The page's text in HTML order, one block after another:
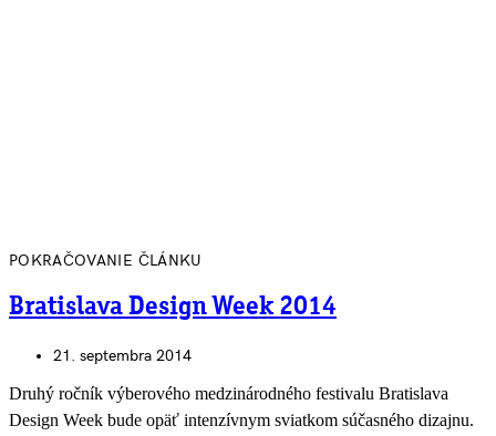
POKRAČOVANIE ČLÁNKU
Bratislava Design Week 2014
21. septembra 2014
Druhý ročník výberového medzinárodného festivalu Bratislava
Design Week bude opäť intenzívnym sviatkom súčasného dizajnu.